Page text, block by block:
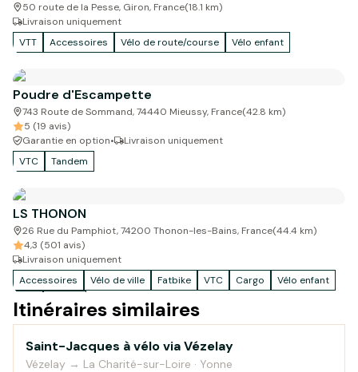
50 route de la Pesse, Giron, France(18.1 km)
Livraison uniquement
VTT
Accessoires Vélo de route/course Vélo enfant
Poudre d'Escampette
743 Route de Sommand, 74440 Mieussy, France(42.8 km)
5 (19 avis)
Garantie en option•
Livraison uniquement
VTC
Tandem
LS THONON
26 Rue du Pamphiot, 74200 Thonon-les-Bains, France(44.4 km)
4,3 (501 avis)
Livraison uniquement
Accessoires
Vélo de ville Fatbike VTC Cargo
Vélo enfant
VTT
Gravel
Itinéraires similaires
Campagne
Saint-Jacques à vélo via Vézelay
Vézelay → La Charité-sur-Loire · Yonne